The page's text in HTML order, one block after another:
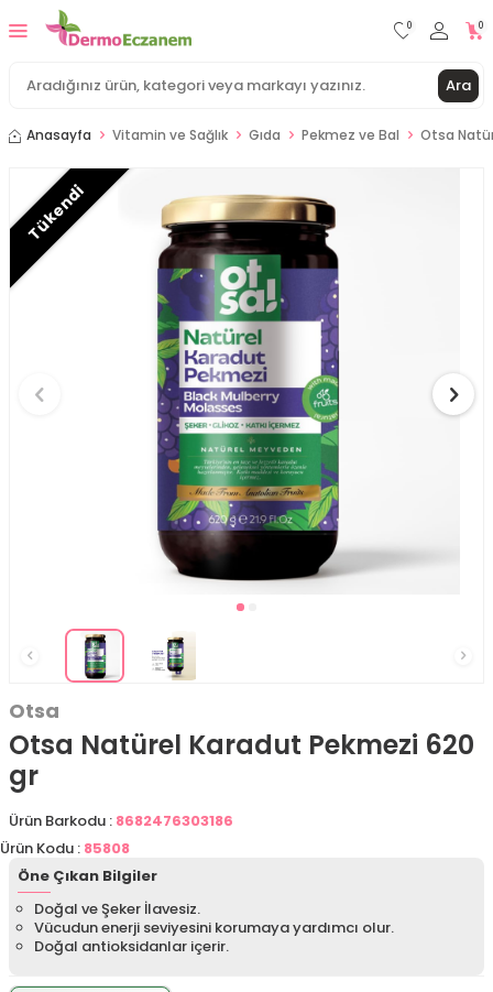
Ara
0 0
Anasayfa Vitamin ve Sağlık Gıda Pekmez ve Bal Otsa
Tükendi
Otsa
Otsa Natürel Karadut Pekmezi 620
gr
Ürün Barkodu : 8682476303186
Ürün Kodu : 85808
Öne Çıkan Bilgiler
Doğal ve Şeker İlavesiz.
Vücudun enerji seviyesini korumaya yardımcı olur.
Doğal antioksidanlar içerir.